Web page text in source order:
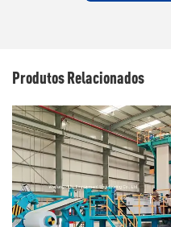
Produtos Relacionados